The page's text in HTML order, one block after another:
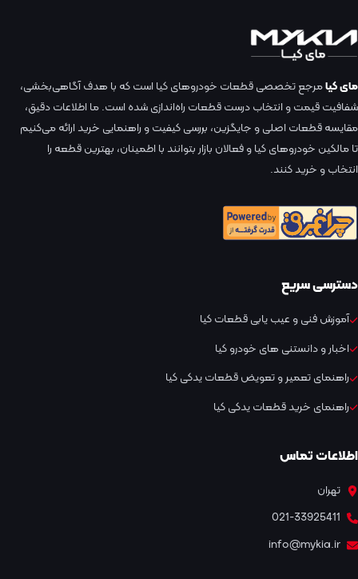
مای کیامرجع تخصصی قطعات خودروهای کیا است که با هدف آگاهی‌بخشی،
شفافیت قیمت و انتخاب درست قطعات راه‌اندازی شده است. ما اطلاعات دقیق،
مقایسه قطعات اصلی و جایگزین، بررسی کیفیت و راهنمایی خرید ارائه می‌کنیم
تا مالکین خودروهای کیا و فعالان بازار بتوانند با اطمینان، بهترین قطعه را
انتخاب و خرید کنند.
دسترسی سریع
آموزش فنی و عیب یابی قطعات کیا
اخبار و دانستنی های خودرو کیا
راهنمای تعمیر و تعویض قطعات یدکی کیا
راهنمای خرید قطعات یدکی کیا
اطلاعات تماس
تهران
021-33925411
info@mykia.ir